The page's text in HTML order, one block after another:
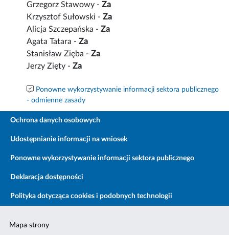
Grzegorz Stawowy -Za
Krzysztof Sułowski -Za
Alicja Szczepańska -Za
Agata Tatara -Za
Stanisław Zięba -Za
Jerzy Zięty -Za
Ponowne wykorzystywanie informacji sektora publicznego
- odmienne zasady
Ochrona danych osobowych
Udostępnianie informacji na wniosek
Ponowne wykorzystywanie informacji sektora publicznego
Deklaracja dostępności
Polityka dotycząca cookies i podobnych technologii
Mapa strony